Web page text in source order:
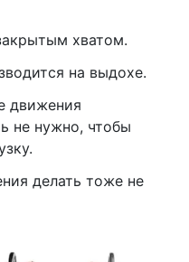
хватом.
на выдохе.
движения
не нужно, чтобы
делать тоже не